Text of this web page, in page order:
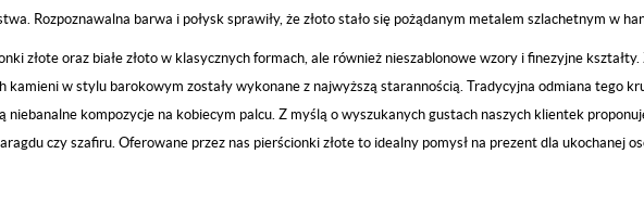
Rozpoznawalna barwa i połysk sprawiły, że złoto stało się pożądanym metalem szlachetnym w
złote oraz białe złoto w klasycznych formach, ale również nieszablonowe wzory i finezyjne
kamieni w stylu barokowym zostały wykonane z najwyższą starannością. Tradycyjna odmiana tego
kompozycje na kobiecym palcu. Z myślą o wyszukanych gustach naszych klientek
czy szafiru. Oferowane przez nas pierścionki złote to idealny pomysł na prezent dla ukochanej